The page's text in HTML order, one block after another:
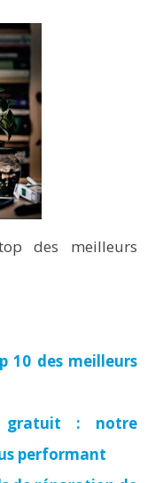
des meilleurs
10 des meilleurs
gratuit : notre
performant